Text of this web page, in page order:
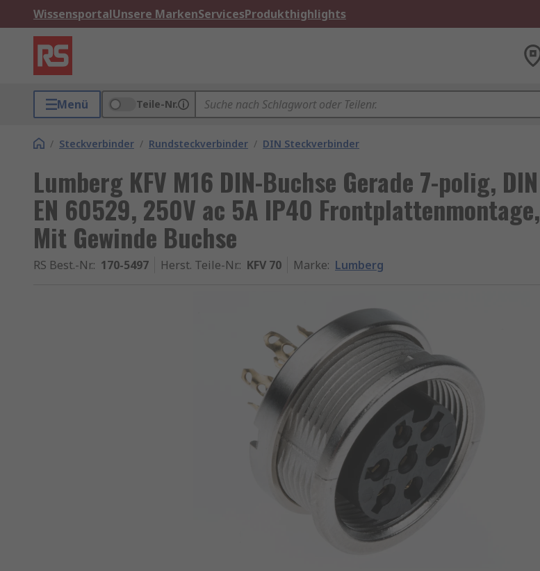
WissensportalUnsere MarkenServicesProdukthighlights
Menü Teile-Nr.
/ Steckverbinder / Rundsteckverbinder / DIN Steckverbinder
Lumberg KFV M16 DIN-Buchse Gerade 7-polig, DIN
EN 60529, 250V ac 5A IP40 Frontplattenmontage,
Mit Gewinde Buchse
RS Best.-Nr.: 170-5497 Herst. Teile-Nr.: KFV 70 Marke: Lumberg